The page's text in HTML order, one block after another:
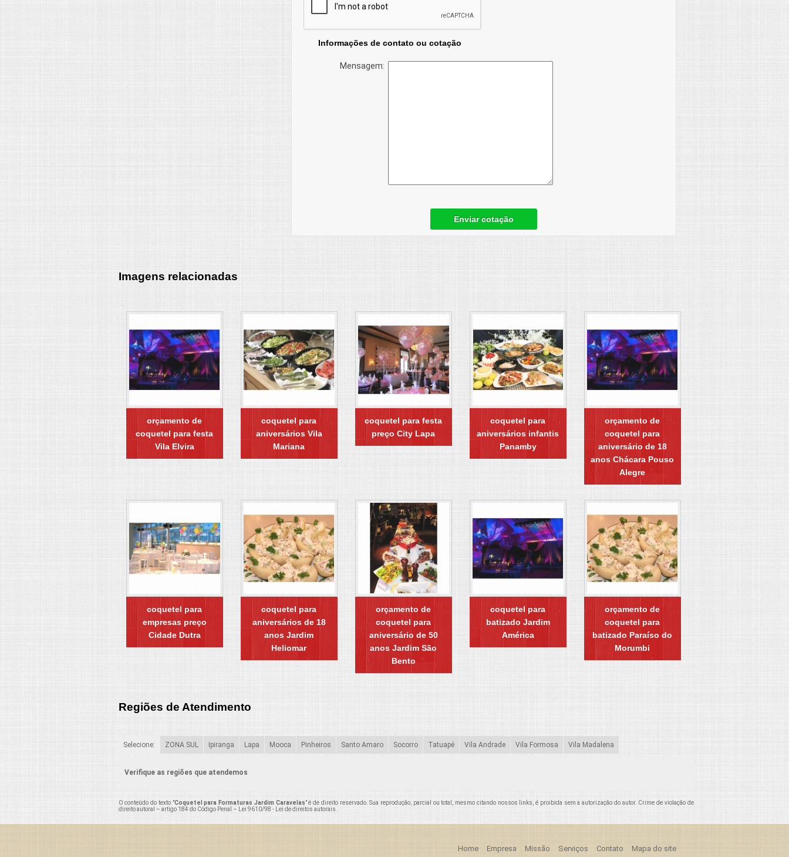
Informações de contato ou cotação
Mensagem:
Enviar cotação
Imagens relacionadas
orçamento de
coquetel para festa
Vila Elvira
coquetel para
aniversários Vila
Mariana
coquetel para festa
preço City Lapa
coquetel para
aniversários infantis
Panamby
orçamento de
coquetel para
aniversário de 18
anos Chácara Pouso
Alegre
coquetel para
empresas preço
Cidade Dutra
coquetel para
aniversários de 18
anos Jardim
Heliomar
orçamento de
coquetel para
aniversário de 50
anos Jardim São
Bento
coquetel para
batizado Jardim
América
orçamento de
coquetel para
batizado Paraíso do
Morumbi
Regiões de Atendimento
Selecione: ZONA SUL Ipiranga Lapa Mooca Pinheiros Santo Amaro Socorro Tatuapé Vila Andrade Vila Formosa Vila Madalena
Verifique as regiões que atendemos
O conteúdo do texto "Coquetel para Formaturas Jardim Caravelas" é de direito reservado. Sua reprodução, parcial ou total, mesmo citando nossos links, é proibida sem a autorização do autor. Crime de violação de
direito autoral – artigo 184 do Código Penal –
Lei 9610/98 - Lei de direitos autorais
Home Empresa Missão Serviços Contato Mapa do site